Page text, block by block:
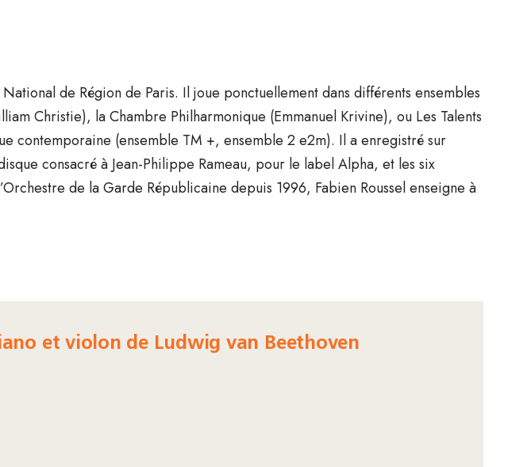
de Région de Paris. Il joue ponctuellement dans différents ensembles
Christie), la Chambre Philharmonique (Emmanuel Krivine), ou Les Talents
contemporaine (ensemble TM +, ensemble 2 e2m). Il a enregistré sur
consacré à Jean-Philippe Rameau, pour le label Alpha, et les six
de la Garde Républicaine depuis 1996, Fabien Roussel enseigne à
et violon de Ludwig van Beethoven